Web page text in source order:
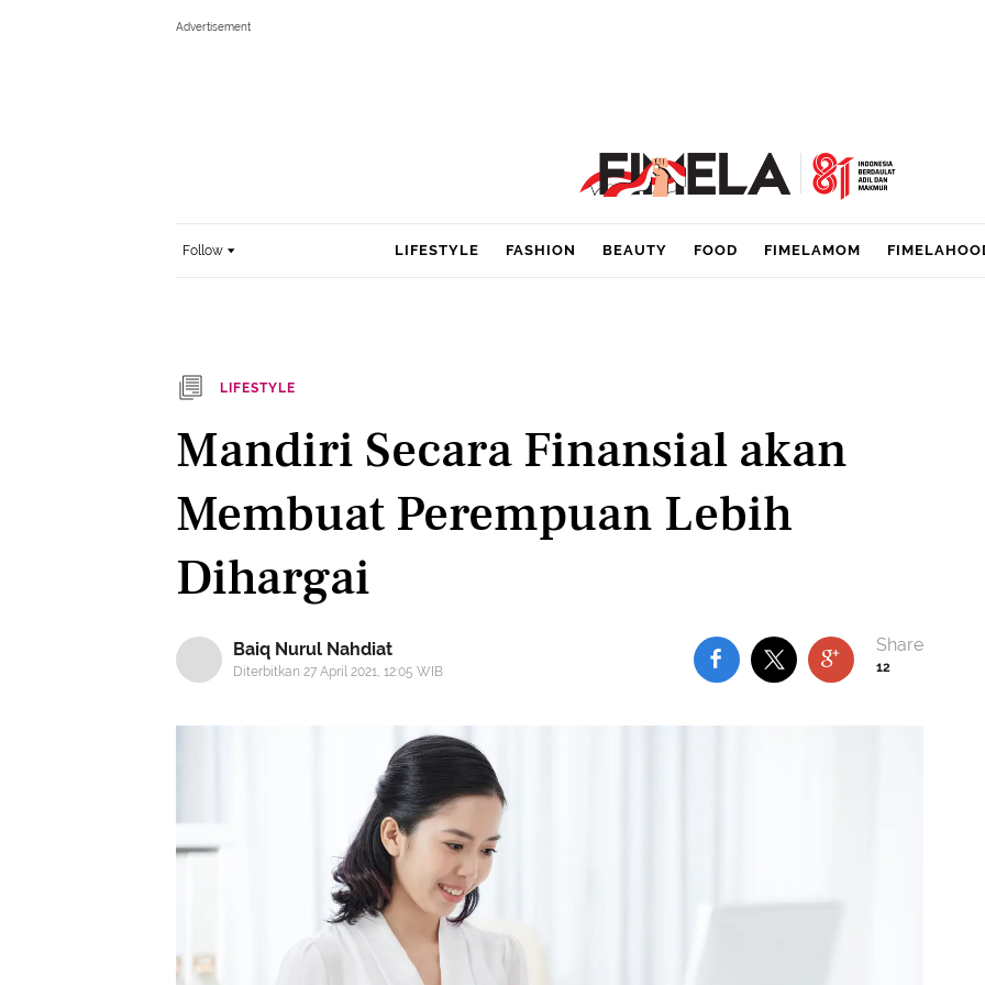
Follow LIFESTYLE FASHION BEAUTY FOOD FIMELAMOM
LIFESTYLE
Mandiri Secara Finansial akan
Membuat Perempuan Lebih
Dihargai
Baiq Nurul Nahdiat
Diterbitkan 27 April 2021, 12:05 WIB 12